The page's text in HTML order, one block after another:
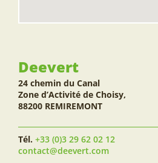
Deevert
24 chemin du Canal
Zone d’Activité de Choisy,
88200 REMIREMONT
Tél. +33 (0)3 29 62 02 12
contact@deevert.com